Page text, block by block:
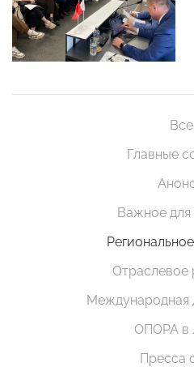
Все
Главные
Важное для
Отраслевое
Международная
ОПОРА в
Пресса